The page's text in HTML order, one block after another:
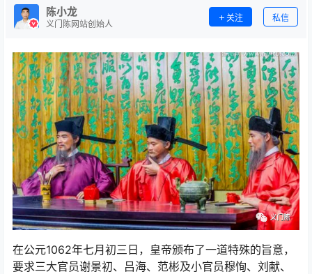
陈小龙
义门陈网站创始人
关注 私信
在公元1062年七月初三日，皇帝颁布了一道特殊的旨意，
要求三大官员谢景初、吕海、范彬及小官员穆恂、刘献、